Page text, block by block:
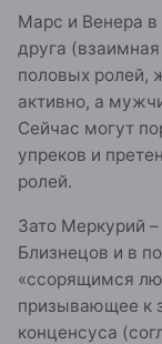
Марс и Венера в
друга
половых ролей,
активно, а
Сейчас могут
упреков и
ролей.
Зато Меркурий
Близнецов и в
«ссорящимся
призывающее к
конценсуса